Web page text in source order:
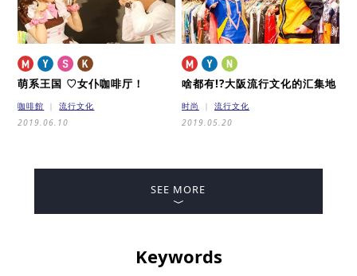
萌系王国 ♡女仆咖啡厅！
咖啡館
流行文化
2019.06.10
啥都有!?大阪流行文化的汇集地
时尚
流行文化
2019.05.20
SEE MORE
Keywords